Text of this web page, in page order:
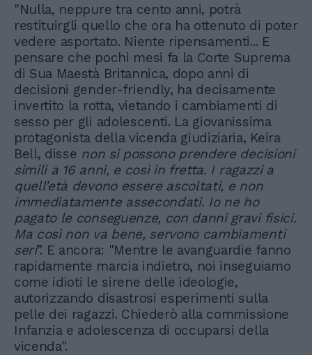
"Nulla, neppure tra cento anni, potrà
restituirgli quello che ora ha ottenuto di poter
vedere asportato. Niente ripensamenti... E
pensare che pochi mesi fa la Corte Suprema
di Sua Maestà Britannica, dopo anni di
decisioni gender-friendly, ha decisamente
invertito la rotta, vietando i cambiamenti di
sesso per gli adolescenti. La giovanissima
protagonista della vicenda giudiziaria, Keira
Bell, disse non si possono prendere decisioni
simili a 16 anni, e così in fretta. I ragazzi a
quell’età devono essere ascoltati, e non
immediatamente assecondati. Io ne ho
pagato le conseguenze, con danni gravi fisici.
Ma così non va bene, servono cambiamenti
seri”. E ancora: "Mentre le avanguardie fanno
rapidamente marcia indietro, noi inseguiamo
come idioti le sirene delle ideologie,
autorizzando disastrosi esperimenti sulla
pelle dei ragazzi. Chiederò alla commissione
Infanzia e adolescenza di occuparsi della
vicenda".